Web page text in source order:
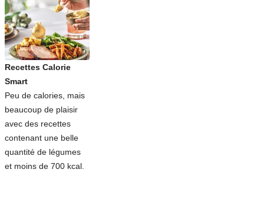
Recettes Calorie
Smart
Peu de calories, mais
beaucoup de plaisir
avec des recettes
contenant une belle
quantité de légumes
et moins de 700 kcal.